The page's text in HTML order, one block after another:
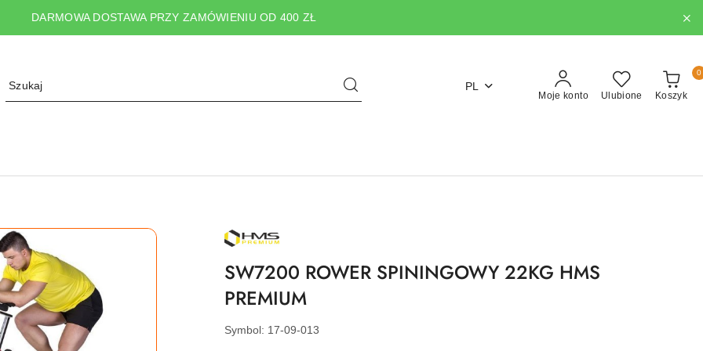
DARMOWA DOSTAWA PRZY ZAMÓWIENIU OD 400 ZŁ
PL
Moje konto Ulubione Koszyk
0
NAZWA
PRODUCENTA:
PREMIUM
SW7200 ROWER SPININGOWY 22KG HMS
PREMIUM
Symbol: 17-09-013